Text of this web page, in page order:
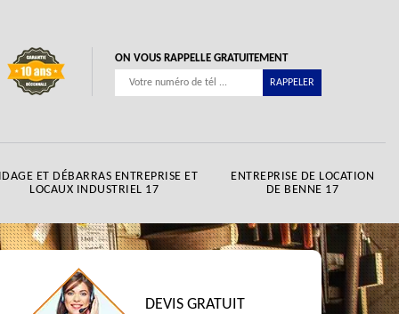
ON VOUS RAPPELLE GRATUITEMENT
ET DÉBARRAS ENTREPRISE ET
LOCAUX INDUSTRIEL 17
ENTREPRISE DE LOCATION
DE BENNE 17
DEVIS GRATUIT